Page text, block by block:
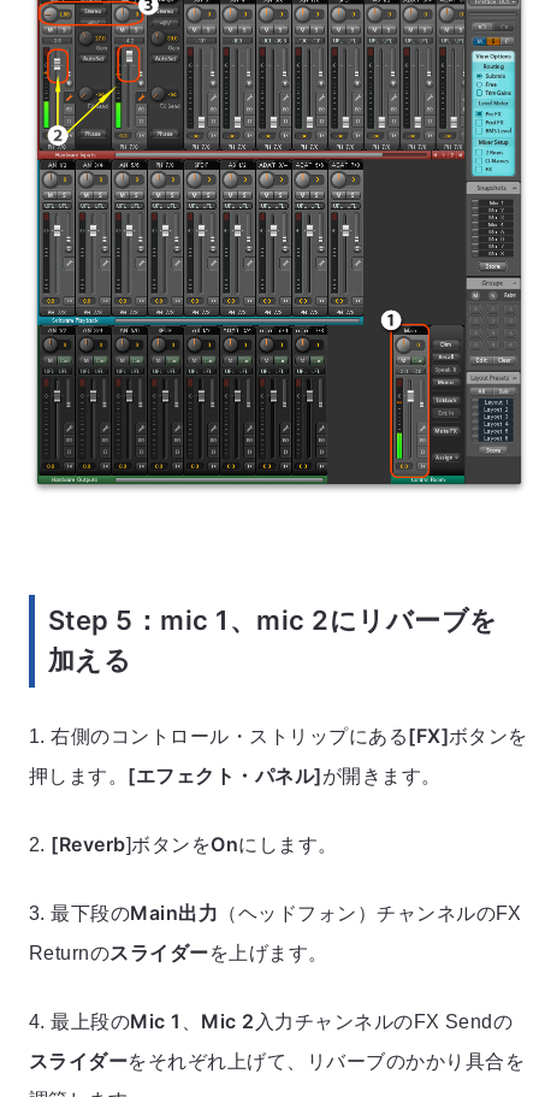
Step 5：mic 1、mic 2にリバーブを
加える
1. 右側のコントロール・ストリップにある[FX]ボタンを
押します。 [エフェクト・パネル]が開きます。
2. [Reverb]ボタンをOnにします。
3. 最下段のMain出力 （ヘッドフォン）チャンネルのFX
Returnのスライダーを上げます。
4. 最上段のMic 1 Mic 2 入力チャンネルのFX Sendの
スライダーをそれぞれ上げて、リバーブのかかり具合を